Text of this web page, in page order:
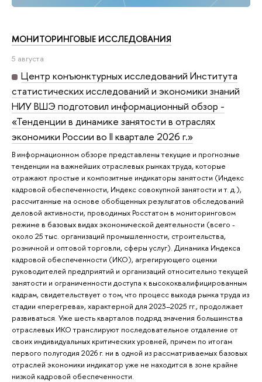
МОНИТОРИНГОВЫЕ ИССЛЕДОВАНИЯ
5 августа
Центр конъюнктурных исследований Института
статистических исследований и экономики знаний
НИУ ВШЭ подготовил информационный обзор -
«Тенденции в динамике занятости в отраслях
экономики России во II квартале 2026 г.»
В информационном обзоре представлены текущие и прогнозные
тенденции на важнейших отраслевых рынках труда, которые
отражают простые и композитные индикаторы занятости (Индекс
кадровой обеспеченности, Индекс совокупной занятости и т. д.),
рассчитанные на основе обобщенных результатов обследований
деловой активности, проводимых Росстатом в мониторинговом
режиме в базовых видах экономической деятельности (всего -
около 25 тыс. организаций промышленности, строительства,
розничной и оптовой торговли, сферы услуг). Динамика Индекса
кадровой обеспеченности (ИКО), агрегирующего оценки
руководителей предприятий и организаций относительно текущей
занятости и ограниченности доступа к высококвалифицированным
кадрам, свидетельствует о том, что процесс выхода рынка труда из
стадии «перегрева», характерной для 2023–2025 гг., продолжает
развиваться. Уже шесть кварталов подряд значения большинства
отраслевых ИКО транслируют последовательное отдаление от
своих индивидуальных критических уровней, причем по итогам
первого полугодия 2026 г. ни в одной из рассматриваемых базовых
отраслей экономики индикатор уже не находится в зоне крайне
низкой кадровой обеспеченности.